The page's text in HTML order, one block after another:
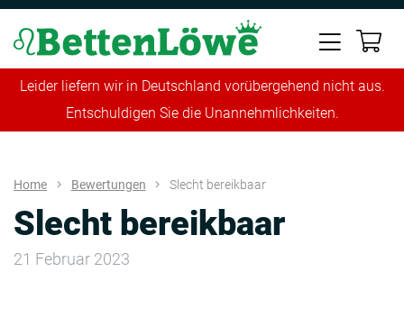
Leider liefern wir in Deutschland vorübergehend nicht aus.
Entschuldigen Sie die Unannehmlichkeiten.
Home Bewertungen Slecht bereikbaar
Slecht bereikbaar
21 Februar 2023